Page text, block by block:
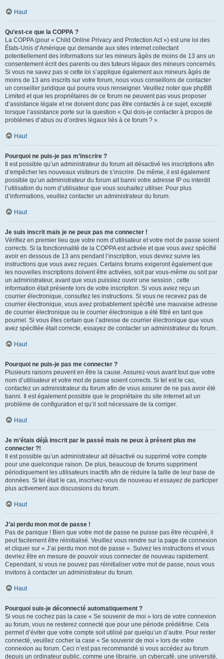
Haut
Qu’est-ce que la COPPA ?
La COPPA (pour « Child Online Privacy and Protection Act ») est une loi des
États-Unis d’Amérique qui demande aux sites internet collectant
potentiellement des informations sur les mineurs âgés de moins de 13 ans un
consentement écrit des parents ou des tuteurs légaux des mineurs concernés.
Si vous ne savez pas si cette loi s’applique également aux mineurs âgés de
moins de 13 ans inscrits sur votre forum, nous vous conseillons de contacter
un conseiller juridique qui pourra vous renseigner. Veuillez noter que phpBB
Limited et que les propriétaires de ce forum ne peuvent pas vous proposer
d’assistance légale et ne doivent donc pas être contactés à ce sujet, excepté
lorsque l’assistance porte sur la question « Qui dois-je contacter à propos de
problèmes d’abus ou d’ordres légaux liés à ce forum ? ».
Haut
Pourquoi ne puis-je pas m’inscrire ?
Il est possible qu’un administrateur du forum ait désactivé les inscriptions afin
d’empêcher les nouveaux visiteurs de s’inscrire. De même, il est également
possible qu’un administrateur du forum ait banni votre adresse IP ou interdit
l’utilisation du nom d’utilisateur que vous souhaitez utiliser. Pour plus
d’informations, veuillez contacter un administrateur du forum.
Haut
Je suis inscrit mais je ne peux pas me connecter !
Vérifiez en premier lieu que votre nom d’utilisateur et votre mot de passe soient
corrects. Si la fonctionnalité de la COPPA est activée et que vous avez spécifié
avoir en dessous de 13 ans pendant l’inscription, vous devrez suivre les
instructions que vous avez reçues. Certains forums exigeront également que
les nouvelles inscriptions doivent être activées, soit par vous-même ou soit par
un administrateur, avant que vous puissiez ouvrir une session ; cette
information était présente lors de votre inscription. Si vous aviez reçu un
courrier électronique, consultez les instructions. Si vous ne recevez pas de
courrier électronique, vous avez probablement spécifié une mauvaise adresse
de courrier électronique ou le courrier électronique a été filtré en tant que
pourriel. Si vous êtes certain que l’adresse de courrier électronique que vous
avez spécifiée était correcte, essayez de contacter un administrateur du forum.
Haut
Pourquoi ne puis-je pas me connecter ?
Plusieurs raisons peuvent en être la cause. Assurez-vous avant tout que votre
nom d’utilisateur et votre mot de passe soient corrects. Si tel est le cas,
contactez un administrateur du forum afin de vous assurer de ne pas avoir été
banni. Il est également possible que le propriétaire du site internet ait un
problème de configuration et qu’il soit nécessaire de la corriger.
Haut
Je m’étais déjà inscrit par le passé mais ne peux à présent plus me
connecter ?!
Il est possible qu’un administrateur ait désactivé ou supprimé votre compte
pour une quelconque raison. De plus, beaucoup de forums suppriment
périodiquement les utilisateurs inactifs afin de réduire la taille de leur base de
données. Si tel était le cas, inscrivez-vous de nouveau et essayez de participer
plus activement aux discussions du forum.
Haut
J’ai perdu mon mot de passe !
Pas de panique ! Bien que votre mot de passe ne puisse pas être récupéré, il
peut facilement être réinitialisé. Veuillez vous rendre sur la page de connexion
et cliquer sur « J’ai perdu mon mot de passe ». Suivez les instructions et vous
devriez être en mesure de pouvoir vous connecter de nouveau rapidement.
Cependant, si vous ne pouvez pas réinitialiser votre mot de passe, nous vous
invitons à contacter un administrateur du forum.
Haut
Pourquoi suis-je déconnecté automatiquement ?
Si vous ne cochez pas la case « Se souvenir de moi » lors de votre connexion
au forum, vous ne resterez connecté que pour une période prédéfinie. Cela
permet d’éviter que votre compte soit utilisé par quelqu’un d’autre. Pour rester
connecté, veuillez cocher la case « Se souvenir de moi » lors de votre
connexion au forum. Ceci n’est pas recommandé si vous accédez au forum
depuis un ordinateur public, comme une librairie, un cybercafé, une université,